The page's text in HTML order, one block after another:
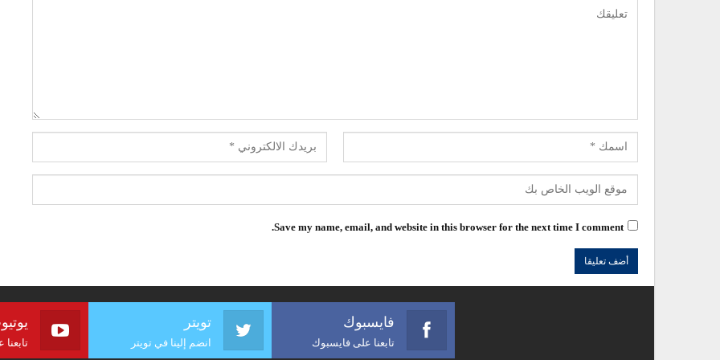
Save my name, email, and website in this browser for the next time I comment.
فايسبوك
تابعنا على فايسبوك
تويتر
انضم إلينا في تويتر